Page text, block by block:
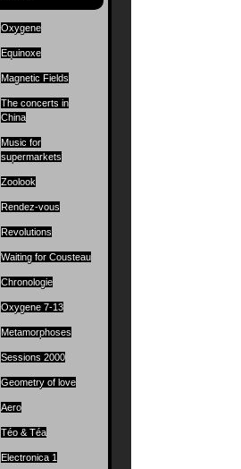
Oxygene
Equinoxe
Magnetic Fields
The concerts in
China
Music for
supermarkets
Zoolook
Rendez-vous
Revolutions
Waiting for Cousteau
Chronologie
Oxygene 7-13
Metamorphoses
Sessions 2000
Geometry of love
Aero
Téo & Téa
Electronica 1